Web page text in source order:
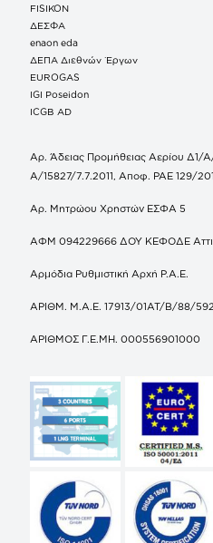
FISIKON
ΔΕΣΦΑ
enaon eda
ΔΕΠΑ Διεθνών Έργων
EUROGAS
IGI Poseidon
ICGB AD
Αρ. Άδειας Προμήθειας Αερίου Δ1/
Α/15827/7.7.2011, Αποφ. ΡΑΕ 129/
Αρ. Μητρώου Χρηστών ΕΣΦΑ 5
ΑΦΜ 094229666 ΔΟΥ ΚΕΦΟΔΕ
Αρμόδια Ρυθμιστική Αρχή Ρ.Α.Ε.
ΑΡΙΘΜ. Μ.Α.Ε. 17913/01ΑΤ/Β/88/
ΑΡΙΘΜΟΣ Γ.Ε.ΜΗ. 000556901000